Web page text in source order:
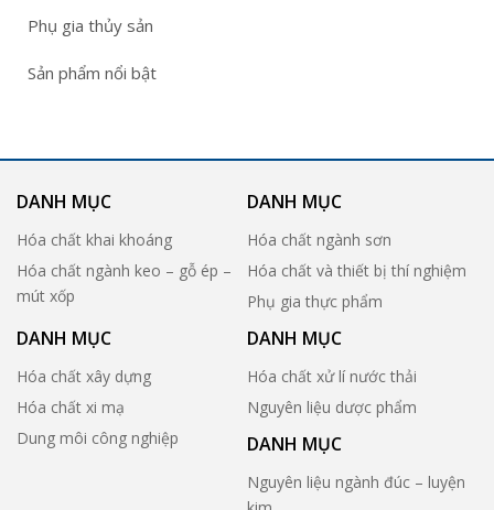
Phụ gia thủy sản
Sản phẩm nổi bật
DANH MỤC
Hóa chất khai khoáng
Hóa chất ngành keo – gỗ ép –
mút xốp
DANH MỤC
Hóa chất ngành sơn
Hóa chất và thiết bị thí nghiệm
Phụ gia thực phẩm
DANH MỤC
Hóa chất xây dựng
Hóa chất xi mạ
Dung môi công nghiệp
DANH MỤC
Hóa chất xử lí nước thải
Nguyên liệu dược phẩm
DANH MỤC
Nguyên liệu ngành đúc – luyện